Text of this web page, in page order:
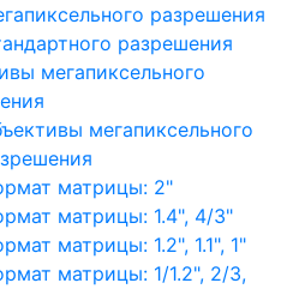
разрешения
разрешения
мегапиксельного
мегапиксельного
матрицы: 2"
матрицы: 1.4", 4/3"
матрицы: 1.2", 1.1", 1"
матрицы: 1/1.2", 2/3,